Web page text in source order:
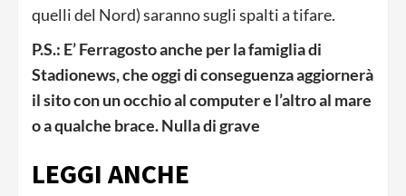
quelli del Nord) saranno sugli spalti a tifare.
P.S.: E’ Ferragosto anche per la famiglia di
Stadionews, che oggi di conseguenza aggiornerà
il sito con un occhio al computer e l’altro al mare
o a qualche brace. Nulla di grave
LEGGI ANCHE